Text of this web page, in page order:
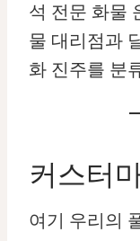
석 전문 화물
물 대리점과
화 진주를 분
커스터
여기 우리의